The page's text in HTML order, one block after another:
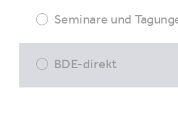
Seminare und
BDE-direkt